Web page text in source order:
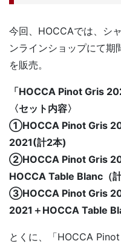
今回、HOCCAでは、シ
ンラインショップにて期
を販売。
「HOCCA Pinot Gris
〈セット内容〉
①HOCCA Pinot Gris
2021(計2本)
②HOCCA Pinot Gris
HOCCA Table Blanc（計
③HOCCA Pinot Gris
2021＋HOCCA Table
とくに、「HOCCA